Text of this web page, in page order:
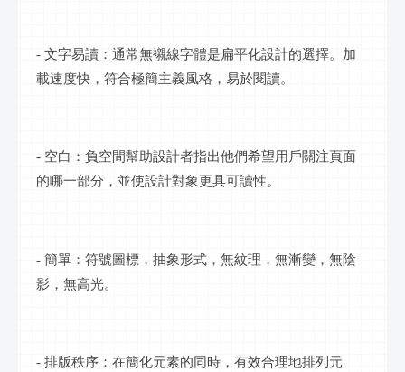
- 文字易讀：通常無襯線字體是扁平化設計的選擇。加
載速度快，符合極簡主義風格，易於閱讀。
- 空白：負空間幫助設計者指出他們希望用戶關注頁面
的哪一部分，並使設計對象更具可讀性。
- 簡單：符號圖標，抽象形式，無紋理，無漸變，無陰
影，無高光。
- 排版秩序：在簡化元素的同時，有效合理地排列元